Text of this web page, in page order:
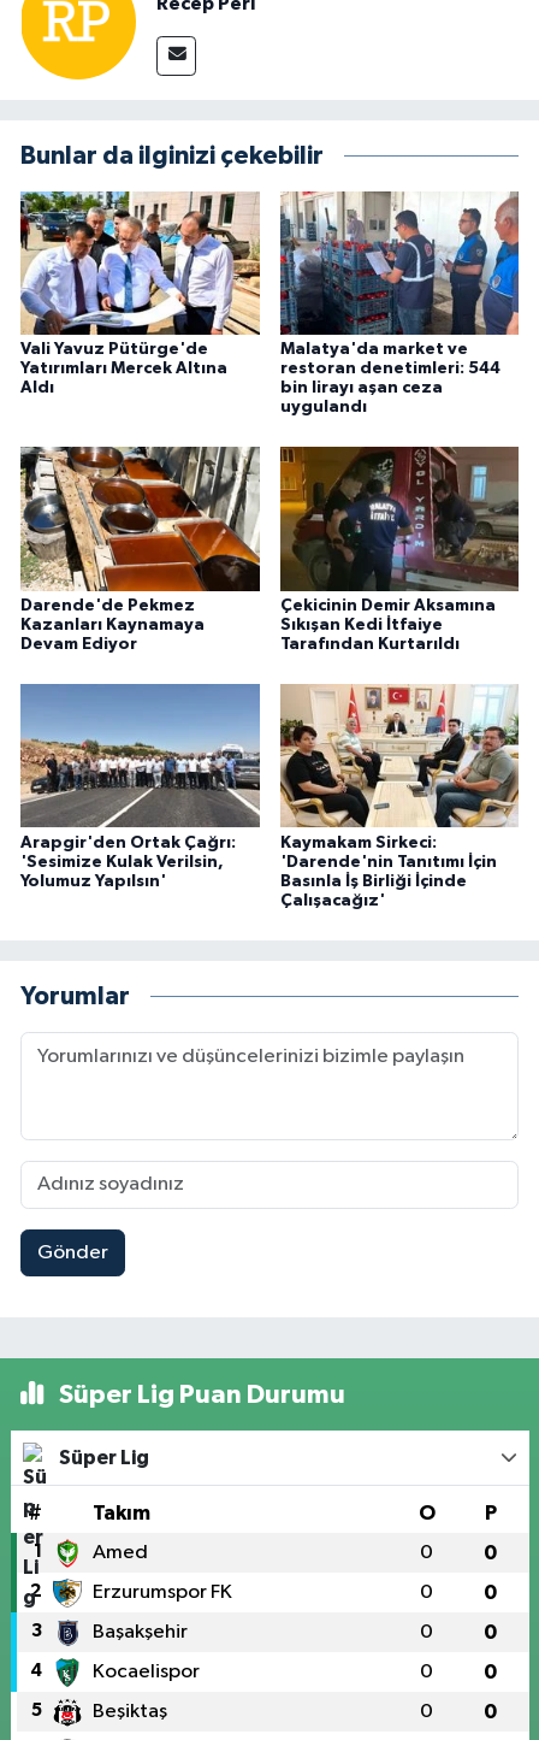
Bunlar da ilginizi çekebilir
Vali Yavuz Pütürge'de
Yatırımları Mercek Altına
Aldı
Malatya'da market ve
restoran denetimleri: 544
bin lirayı aşan ceza
uygulandı
Darende'de Pekmez
Kazanları Kaynamaya
Devam Ediyor
Çekicinin Demir Aksamına
Sıkışan Kedi İtfaiye
Tarafından Kurtarıldı
Arapgir'den Ortak Çağrı:
'Sesimize Kulak Verilsin,
Yolumuz Yapılsın'
Kaymakam Sirkeci:
'Darende'nin Tanıtımı İçin
Basınla İş Birliği İçinde
Çalışacağız'
Yorumlar
Gönder
Süper Lig Puan Durumu
Süper Lig
# Takım O P
1 Amed 0 0
2 Erzurumspor FK 0 0
3 Başakşehir 0 0
4 Kocaelispor 0 0
5 Beşiktaş 0 0